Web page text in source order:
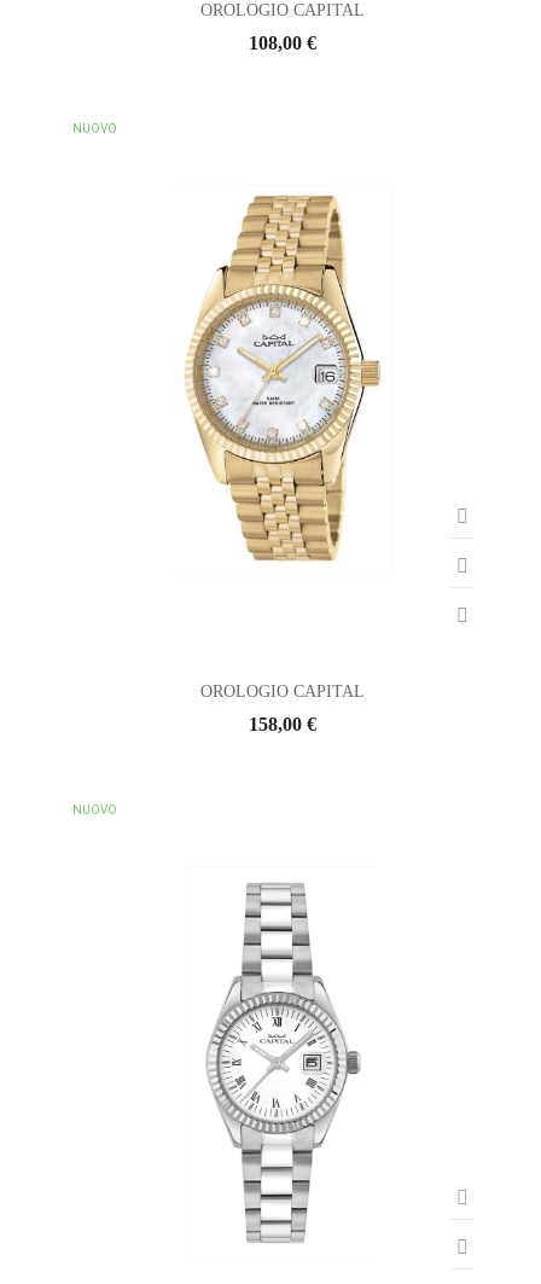
OROLOGIO CAPITAL
108,00 €
NUOVO
OROLOGIO CAPITAL
158,00 €
NUOVO